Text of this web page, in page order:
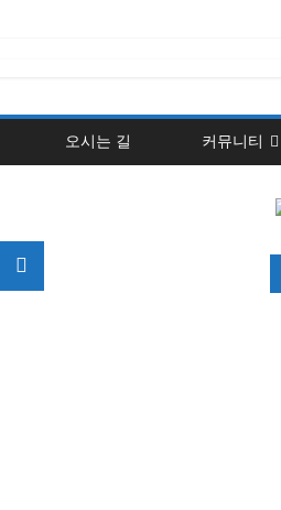
오시는 길 커뮤니티